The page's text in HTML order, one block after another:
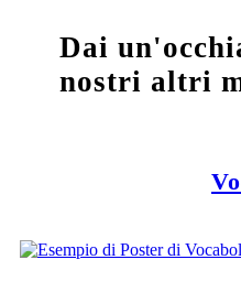
Dai
nostri altri